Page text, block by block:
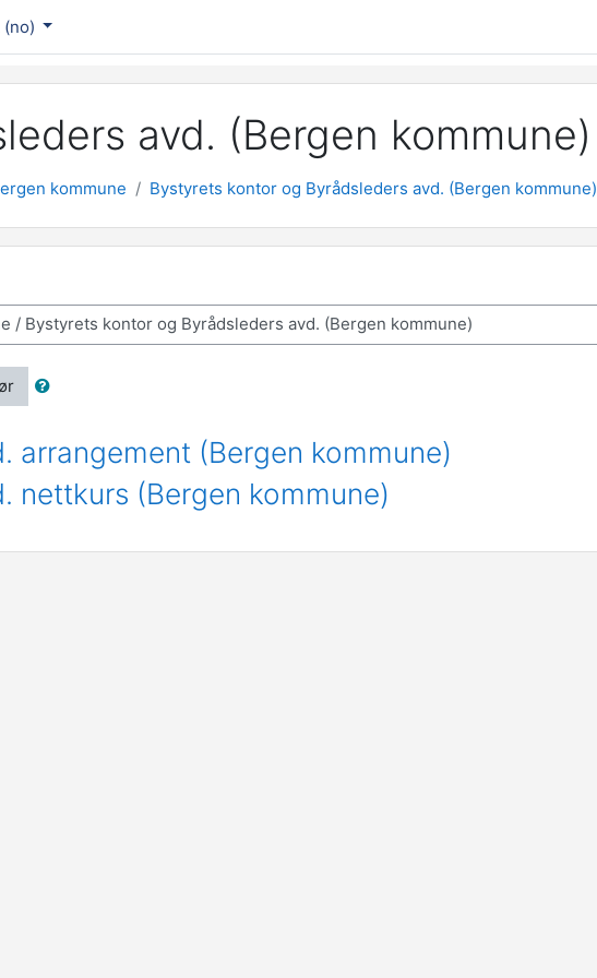
‎(no)‎
avd. (Bergen kommune)
kommune Bystyrets kontor og Byrådsleders avd. (Bergen kommune)
arrangement (Bergen kommune)
nettkurs (Bergen kommune)